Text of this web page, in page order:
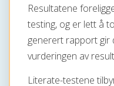
Resultatene
testing, og er lett å
generert rapport gir
vurderingen av
Literate-testene